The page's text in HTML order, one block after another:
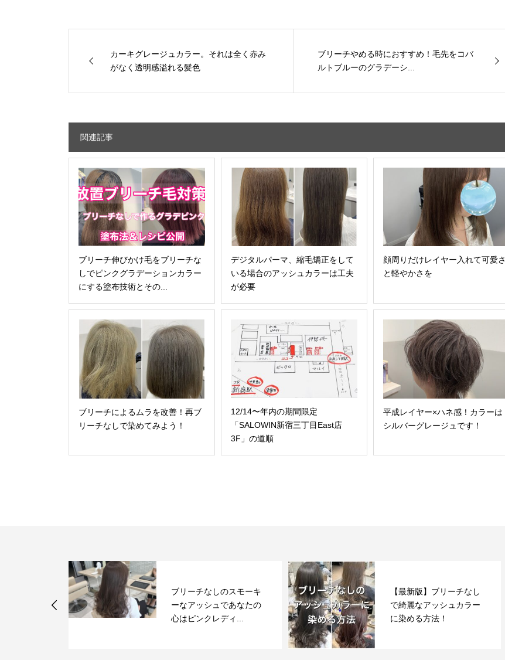
カーキグレージュカラー。それは全く赤み
がなく透明感溢れる髪色
ブリーチやめる時におすすめ！毛先をコバ
ルトブルーのグラデーシ...
関連記事
ブリーチ伸びかけ毛をブリーチな
しでピンクグラデーションカラー
にする塗布技術とその...
デジタルパーマ、縮毛矯正をして
いる場合のアッシュカラーは工夫
が必要
顔周りだけレイヤー入れて可愛さ
と軽やかさを
ブリーチによるムラを改善！再ブ
リーチなしで染めてみよう！
12/14〜年内の期間限定
「SALOWIN新宿三丁目East店
3F」の道順
平成レイヤー×ハネ感！カラーは
シルバーグレージュです！
ブリーチなしのスモーキ
ーなアッシュであなたの
心はピンクレディ...
【最新版】ブリーチなし
で綺麗なアッシュカラー
に染める方法！